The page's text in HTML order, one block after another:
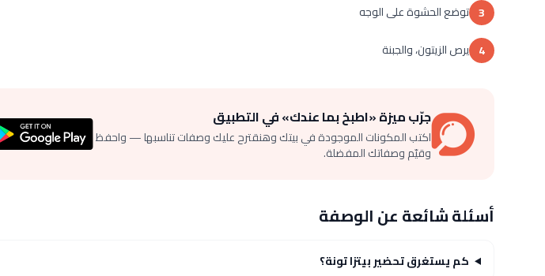
3 توضع الحشوة على الوجه
4 يرص الزيتون، والجبنة
جرّب ميزة «اطبخ بما عندك» في التطبيق
اكتب المكونات الموجودة في بيتك وهنقترح عليك وصفات تناسبها — واحفظ
وقيّم وصفاتك المفضلة.
أسئلة شائعة عن الوصفة
كم يستغرق تحضير بيتزا تونة؟